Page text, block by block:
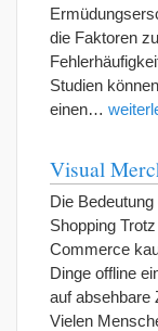
die Faktoren
Studien
einen…
Visual
Die
Shopping
Commerce
Dinge offline
auf absehbare
Vielen